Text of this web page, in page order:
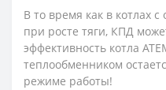
В то время как в котлах
при росте тяги, КПД
эффективность котла
теплообменником
режиме работы!